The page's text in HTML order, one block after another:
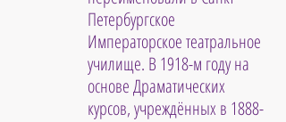
Петербургское
Императорское театральное
училище. В 1918-м году на
основе Драматических
курсов, учреждённых в 1888-